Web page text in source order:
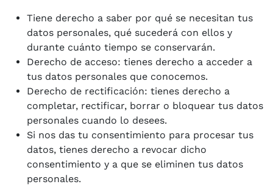
Tiene derecho a saber por qué se necesitan tus
datos personales, qué sucederá con ellos y
durante cuánto tiempo se conservarán.
Derecho de acceso: tienes derecho a acceder a
tus datos personales que conocemos.
Derecho de rectificación: tienes derecho a
completar, rectificar, borrar o bloquear tus datos
personales cuando lo desees.
Si nos das tu consentimiento para procesar tus
datos, tienes derecho a revocar dicho
consentimiento y a que se eliminen tus datos
personales.